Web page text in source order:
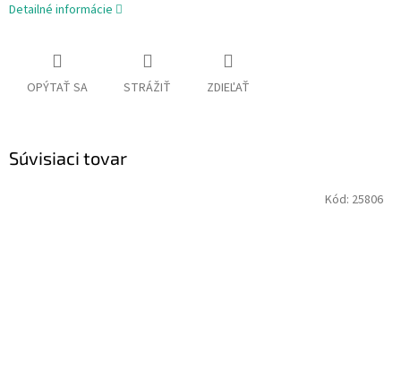
Detailné informácie
OPÝTAŤ SA STRÁŽIŤ ZDIEĽAŤ
Súvisiaci tovar
Kód: 25806